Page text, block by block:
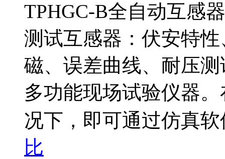
TPHGC-B全自动互感
测试互感器：伏安特
磁、误差曲线、耐压
多功能现场试验仪器
况下，即可通过仿真
比